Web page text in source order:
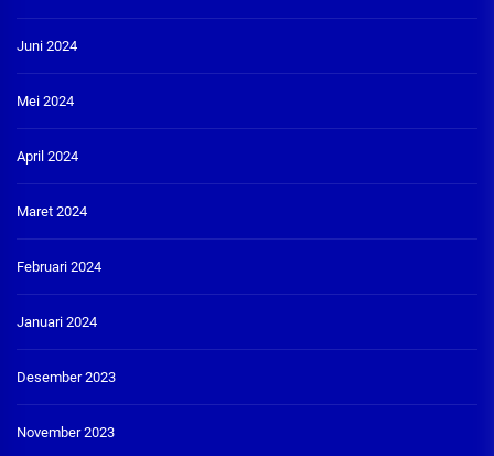
Juni 2024
Mei 2024
April 2024
Maret 2024
Februari 2024
Januari 2024
Desember 2023
November 2023